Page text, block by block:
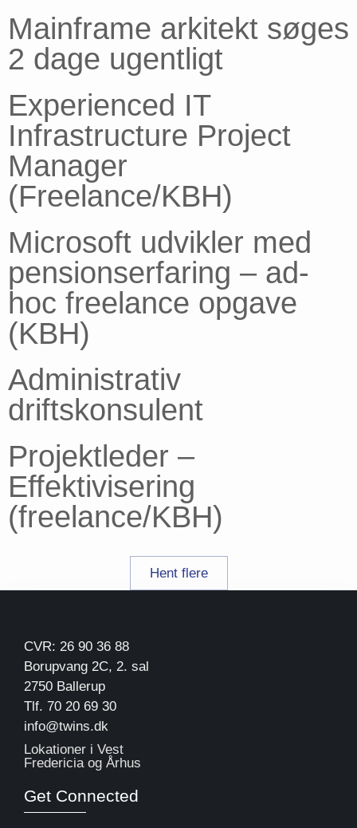
Mainframe arkitekt søges
2 dage ugentligt
Experienced IT
Infrastructure Project
Manager
(Freelance/KBH)
Microsoft udvikler med
pensionserfaring – ad-
hoc freelance opgave
(KBH)
Administrativ
driftskonsulent
Projektleder –
Effektivisering
(freelance/KBH)
Hent flere
CVR: 26 90 36 88
Borupvang 2C, 2. sal
2750 Ballerup
Tlf. 70 20 69 30
info@twins.dk
Lokationer i Vest
Fredericia og Århus
Get Connected